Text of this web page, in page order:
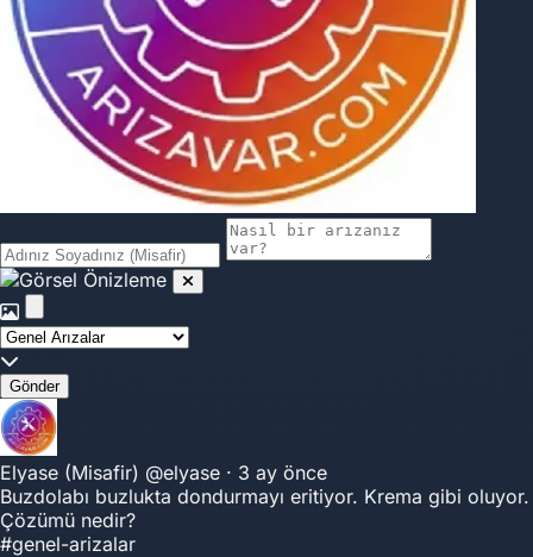
Gönder
Elyase (Misafir) @elyase · 3 ay önce
Buzdolabı buzlukta dondurmayı eritiyor. Krema gibi oluyor.
Çözümü nedir?
#genel-arizalar